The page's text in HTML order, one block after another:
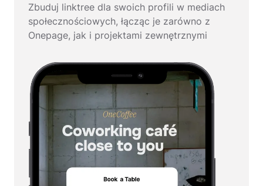
Zbuduj linktree dla swoich profili w mediach
społecznościowych, łącząc je zarówno z
Onepage, jak i projektami zewnętrznymi